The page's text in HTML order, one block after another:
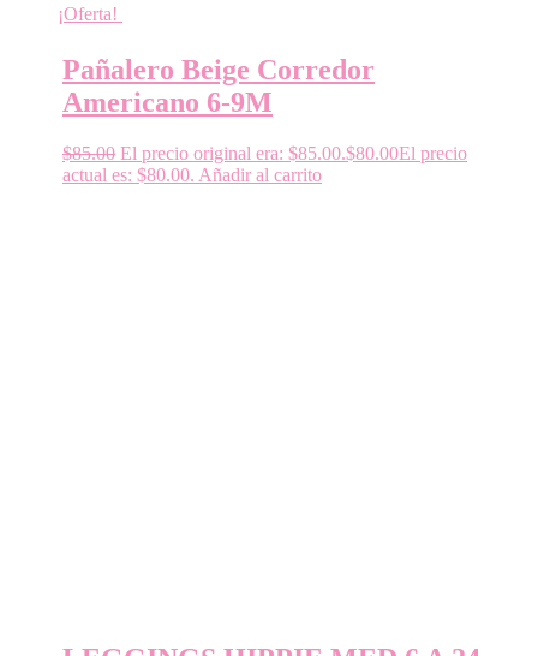
¡Oferta!
Pañalero Beige Corredor
Americano 6-9M
$85.00 El precio original era: $85.00.$80.00El precio
actual es: $80.00. Añadir al carrito